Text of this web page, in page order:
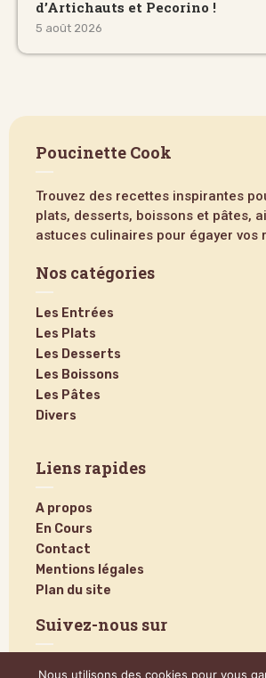
d’Artichauts et Pecorino !
5 août 2026
Poucinette Cook
Trouvez des recettes inspirantes
plats, desserts, boissons et pâtes,
astuces culinaires pour égayer vos
Nos catégories
Les Entrées
Les Plats
Les Desserts
Les Boissons
Les Pâtes
Divers
Liens rapides
A propos
En Cours
Contact
Mentions légales
Plan du site
Suivez-nous sur
Nous utilisons des cookies pour vous